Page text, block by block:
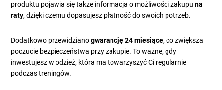
produktu pojawia się także informacja o możliwości zakupuna
raty, dzięki czemu dopasujesz płatność do swoich potrzeb.
Dodatkowo przewidzianogwarancję 24 miesiące, co zwiększa
poczucie bezpieczeństwa przy zakupie. To ważne, gdy
inwestujesz w odzież, która ma towarzyszyć Ci regularnie
podczas treningów.